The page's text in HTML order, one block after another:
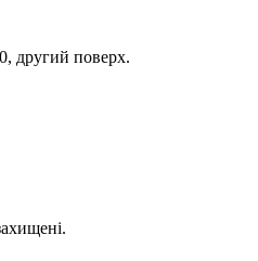
другий поверх.